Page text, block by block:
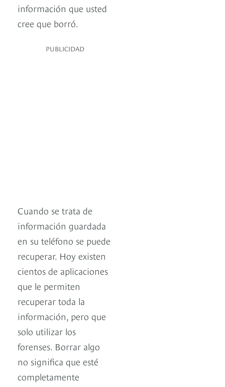
información que usted
cree que borró.
PUBLICIDAD
Cuando se trata de
información guardada
en su teléfono se puede
recuperar. Hoy existen
cientos de aplicaciones
que le permiten
recuperar toda la
información, pero que
solo utilizar los
forenses. Borrar algo
no significa que esté
completamente